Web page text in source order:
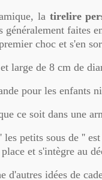
la tirelire
faites
choc et s'en
large de 8 cm de
pour les enfants
ce soit dans une
petits sous de ''
et s'intègre au
d'autres idées de